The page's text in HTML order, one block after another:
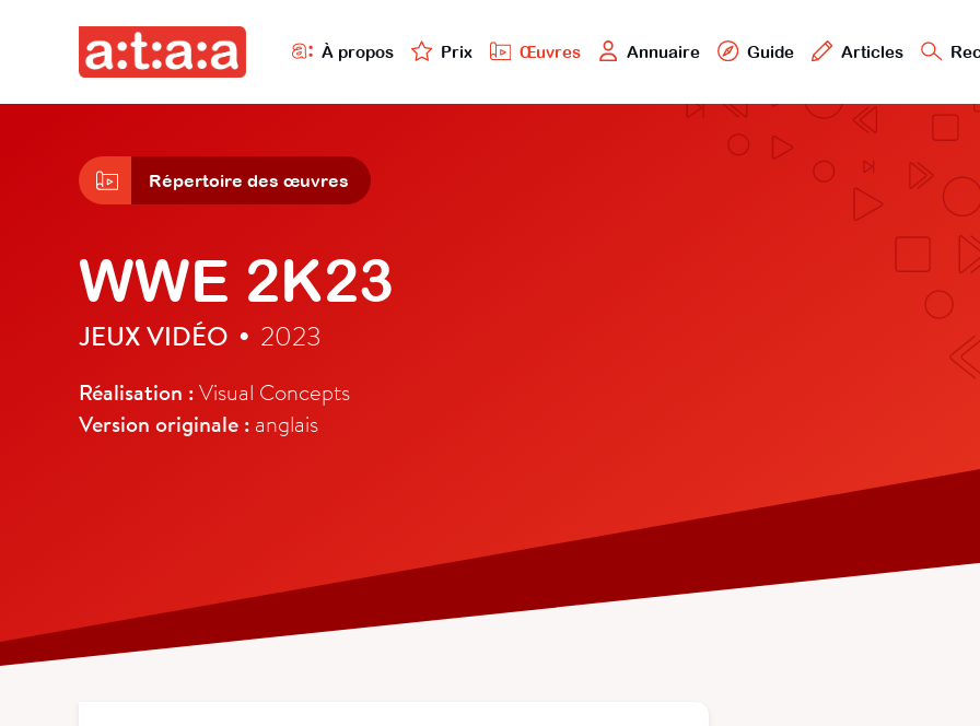
À propos Prix Œuvres Annuaire Guide Articles
Répertoire des œuvres
WWE 2K23
JEUX VIDÉO • 2023
Réalisation :Visual Concepts
Version originale : anglais